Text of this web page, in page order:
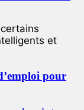
et
pour